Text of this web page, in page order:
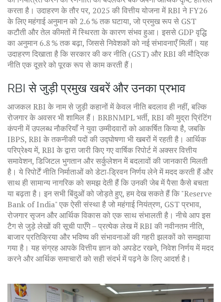
करता है। उदाहरण के तौर पर, 2025 की वित्तीय योजना में RBI ने FY26
के लिए महंगाई अनुमान को 2.6 % तक घटाया, जो प्रमुख रूप से GST
कटौती और तेल कीमतों में स्थिरता के कारण संभव हुआ। इससे GDP वृद्धि
का अनुमान 6.8 % तक बढ़ा, जिससे निवेशकों को नई संभावनाएँ मिलीं। यह
उदाहरण दिखाता है कि सरकार की कर नीति (GST) और RBI की मौद्रिक
नीति एक दूसरे को पूरक रूप से काम करती हैं।
RBI से जुड़ी प्रमुख खबरें और उनका प्रभाव
आजकल RBI के नाम से जुड़ी कहानों में केवल नीति बदलाव ही नहीं, बल्कि
रोजगार के अवसर भी शामिल हैं। BRBNMPL भर्ती, RBI की मुद्रा प्रिंटिंग
कंपनी में उपलब्ध नौकरियाँने युवा उम्मीदवारों को आकर्षित किया है, जबकि
IBPS, RBI के तकनीकी पदों की उद्घोषणा भी खबरों में रहती है। आर्थिक
परिप्रेक्ष्य में, RBI के द्वारा जारी किए गए वार्षिक रिपोर्ट में अक्सर वित्तीय
समावेशन, डिजिटल भुगतान और सर्कुलेशन में बदलावों की जानकारी मिलती
है। ये रिपोर्टें नीति निर्माताओं को डेटा‑ड्रिवन निर्णय लेने में मदद करती हैं और
साथ ही सामान्य नागरिक को समझ देती हैं कि उनकी जेब में पैसा कैसे बचता
या बढ़ता है। इन सभी बिंदुओं को जोड़ते हुए, हम देख सकते हैं कि "Reserve
Bank of India" एक ऐसी संस्था है जो महंगाई नियंत्रण, GST प्रभाव,
रोजगार सृजन और आर्थिक विकास को एक साथ संभालती है। नीचे आप इस
टैग से जुड़े लेखों की सूची पाएँगे – प्रत्येक लेख में RBI की नवीनतम नीति,
बाजार प्रतिक्रिया और भविष्य की संभावनाओं की गहरी झलकों को समझाया
गया है। यह संग्रह आपके वित्तीय ज्ञान को अपडेट रखने, निवेश निर्णय में मदद
करने और आर्थिक समाचारों को सही संदर्भ में पढ़ने के लिए आदर्श है।